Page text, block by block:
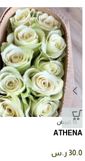
10 اغصان
ATHENA
30.0 ر.س